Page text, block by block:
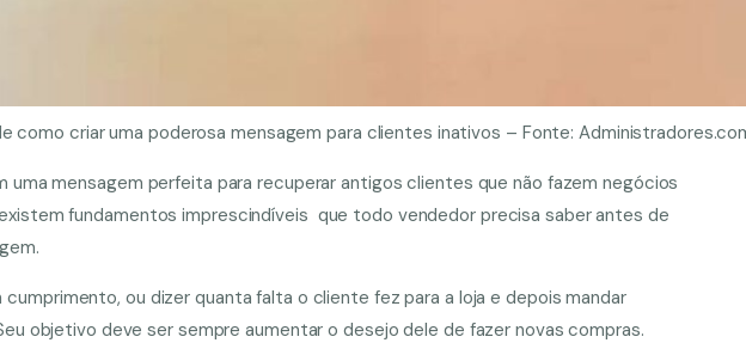
como criar uma poderosa mensagem para clientes inativos – Fonte:
uma mensagem perfeita para recuperar antigos clientes que não fazem negócios
fundamentos imprescindíveis que todo vendedor precisa saber antes de
cumprimento, ou dizer quanta falta o cliente fez para a loja e depois mandar
objetivo deve ser sempre aumentar o desejo dele de fazer novas compras.